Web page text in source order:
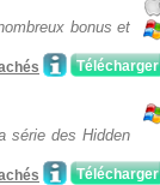
bonus et
Télécharger
série des Hidden
Télécharger